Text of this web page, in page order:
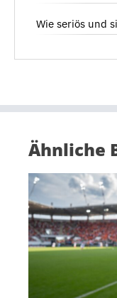
Wie seriös und
Ähnliche